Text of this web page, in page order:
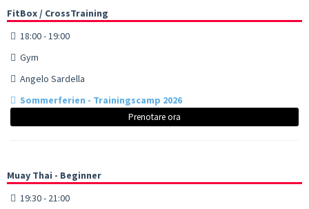
FitBox / CrossTraining
18:00 - 19:00
Gym
Angelo Sardella
Sommerferien - Trainingscamp 2026
Prenotare ora
Muay Thai - Beginner
19:30 - 21:00